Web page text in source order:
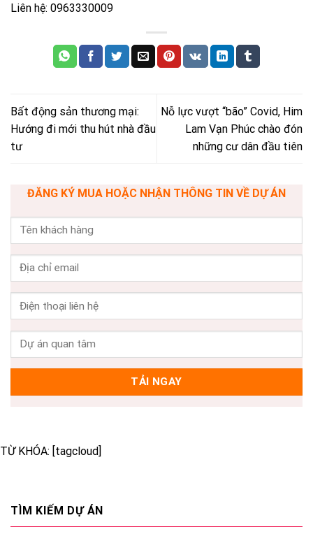
Liên hệ: 0963330009
Bất động sản thương mại:
Hướng đi mới thu hút nhà đầu
tư
Nỗ lực vượt “bão” Covid, Him
Lam Vạn Phúc chào đón
những cư dân đầu tiên
ĐĂNG KÝ MUA HOẶC NHẬN THÔNG TIN VỀ DỰ ÁN
TỪ KHÓA: [tagcloud]
TÌM KIẾM DỰ ÁN